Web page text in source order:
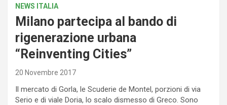
NEWS ITALIA
Milano partecipa al bando di
rigenerazione urbana
“Reinventing Cities”
20 Novembre 2017
Il mercato di Gorla, le Scuderie de Montel, porzioni di via
Serio e di viale Doria, lo scalo dismesso di Greco. Sono